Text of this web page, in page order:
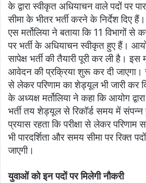
के द्वारा स्वीकृत अधियाचन वाले पदों पर
सीमा के भीतर भर्ती करने के निर्देश दिए
एस मर्तोलिया ने बताया कि 11 विभागों से
पर भर्ती के अधियाचन स्वीकृत हुए हैं।
सापेक्ष भर्ती की तैयारी पूरी कर ली है।
आवेदन की प्रक्रिया शुरू कर दी जाएगा।
से लेकर परिणाम का शेड्यूल भी जारी कर
के अध्यक्ष मर्तोलिया ने कहा कि आयोग
भर्ती तय शेड्यूल से रिकॉर्ड समय में
प्रयास रहता कि परीक्षा से लेकर
भी पारदर्शिता और समय सीमा पर रिक्त
जाएगी।
युवाओं को इन पदों पर मिलेगी नौकरी